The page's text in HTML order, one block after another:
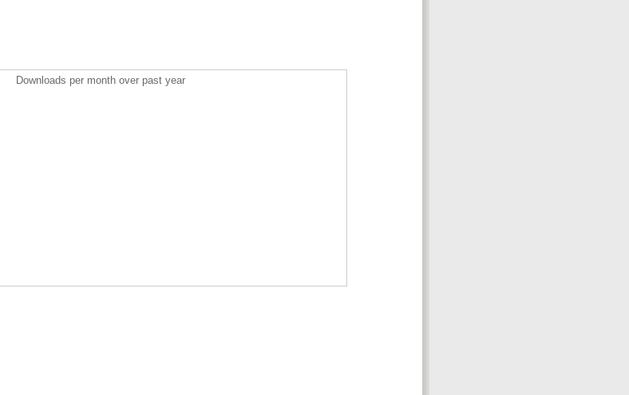
Downloads per month over past year